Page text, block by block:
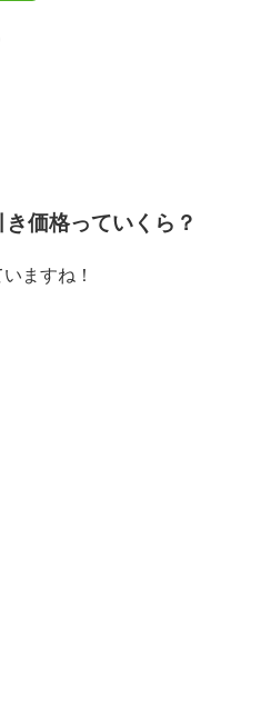
価格っていくら？
ますね！